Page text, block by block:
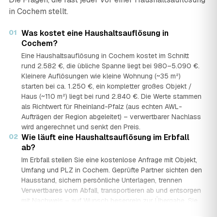
in Cochem stellt.
01 Was kostet eine Haushaltsauflösung in
Cochem?
Eine Haushaltsauflösung in Cochem kostet im Schnitt
rund 2.582 €, die übliche Spanne liegt bei 980–5.090 €.
Kleinere Auflösungen wie kleine Wohnung (~35 m²)
starten bei ca. 1.250 €, ein kompletter großes Objekt /
Haus (~110 m²) liegt bei rund 2.840 €. Die Werte stammen
als Richtwert für Rheinland-Pfalz (aus echten AWL-
Aufträgen der Region abgeleitet) – verwertbarer Nachlass
wird angerechnet und senkt den Preis.
02 Wie läuft eine Haushaltsauflösung im Erbfall
ab?
Im Erbfall stellen Sie eine kostenlose Anfrage mit Objekt,
Umfang und PLZ in Cochem. Geprüfte Partner sichten den
Hausstand, sichern persönliche Unterlagen, trennen
Verwertbares vom Abfall, transportieren ab und entsorgen
mit Nachweis – auf Wunsch besenrein zur Übergabe. Sie